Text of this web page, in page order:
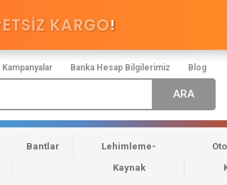
Kampanyalar Banka Hesap Bilgilerimiz Blog
KARGO!
Bantlar
Lehimleme-
Kaynak